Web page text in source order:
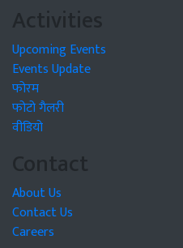
Activities
Upcoming Events
Events Update
फोरम
फोटो गैलरी
वीडियो
Contact
About Us
Contact Us
Careers